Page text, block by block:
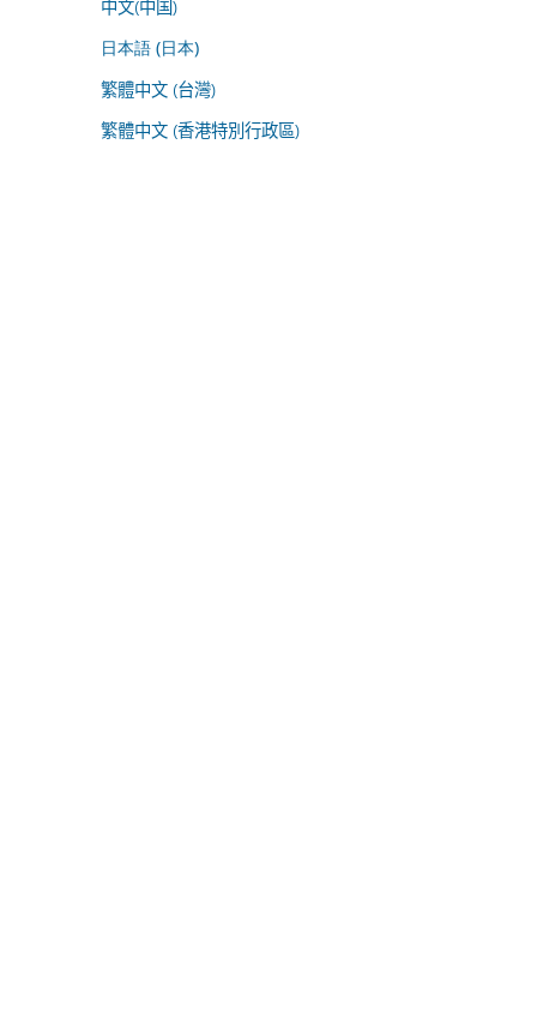
中文(中国)
日本語 (日本)
繁體中文 (台灣)
繁體中文 (香港特別行政區)